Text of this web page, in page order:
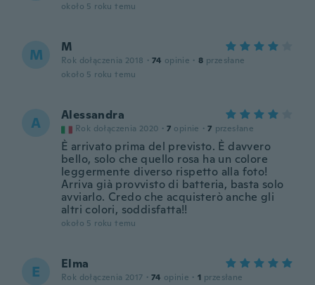
około 5 roku temu
M M
Rok dołączenia 2018 · 74 opinie · 8 przesłane
około 5 roku temu
A Alessandra
Rok dołączenia 2020 · 7 opinie · 7 przesłane
È arrivato prima del previsto. È davvero
bello, solo che quello rosa ha un colore
leggermente diverso rispetto alla foto!
Arriva già provvisto di batteria, basta solo
avviarlo. Credo che acquisterò anche gli
altri colori, soddisfatta!!
około 5 roku temu
E Elma
Rok dołączenia 2017 · 74 opinie · 1 przesłane